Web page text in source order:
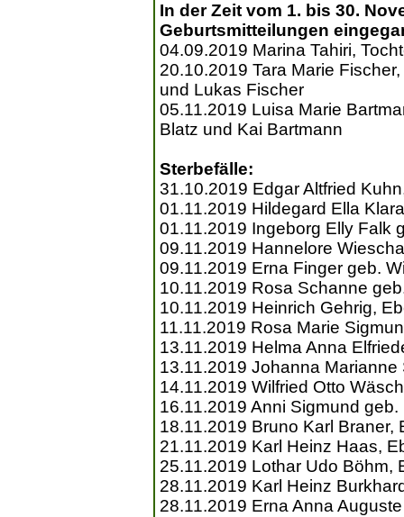
In der Zeit vom 1. bis 30.
Geburtsmitteilungen
04.09.2019 Marina Tahiri,
20.10.2019 Tara Marie
und Lukas Fischer
05.11.2019 Luisa Marie
Blatz und Kai Bartmann
Sterbefälle:
31.10.2019 Edgar Altfried
01.11.2019 Hildegard Ella
01.11.2019 Ingeborg Elly Falk
09.11.2019 Hannelore
09.11.2019 Erna Finger geb.
10.11.2019 Rosa Schanne
10.11.2019 Heinrich Gehrig,
11.11.2019 Rosa Marie
13.11.2019 Helma Anna
13.11.2019 Johanna
14.11.2019 Wilfried Otto
16.11.2019 Anni Sigmund
18.11.2019 Bruno Karl Braner,
21.11.2019 Karl Heinz Haas,
25.11.2019 Lothar Udo Böhm,
28.11.2019 Karl Heinz
28.11.2019 Erna Anna